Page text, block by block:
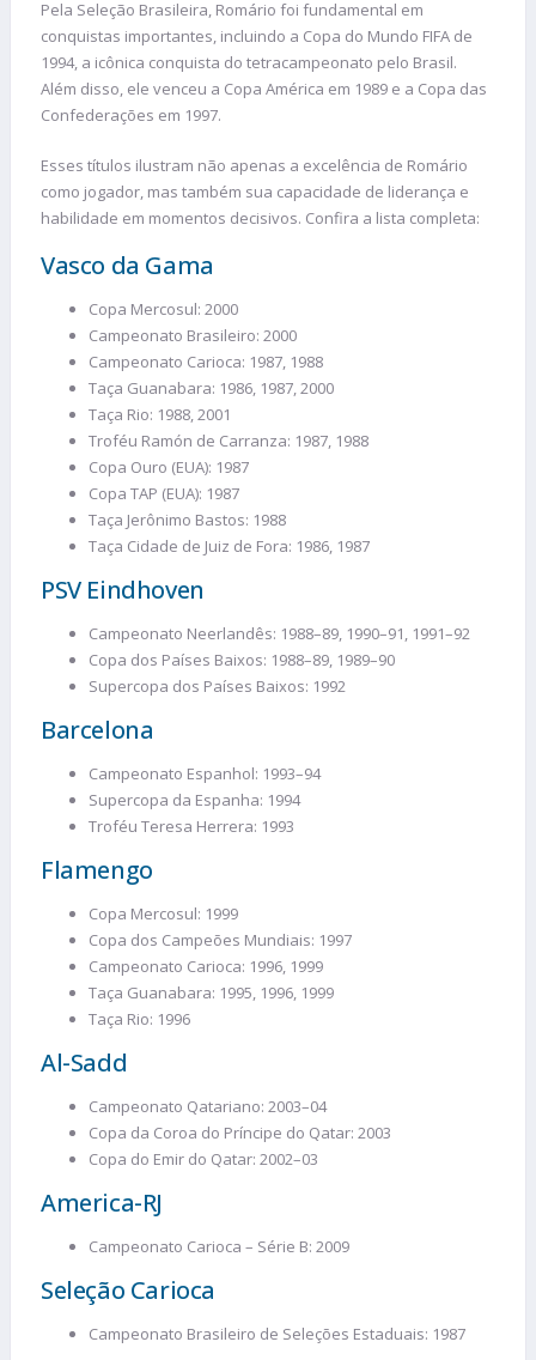
Pela Seleção Brasileira, Romário foi fundamental em
conquistas importantes, incluindo a Copa do Mundo FIFA de
1994, a icônica conquista do tetracampeonato pelo Brasil.
Além disso, ele venceu a Copa América em 1989 e a Copa das
Confederações em 1997.
Esses títulos ilustram não apenas a excelência de Romário
como jogador, mas também sua capacidade de liderança e
habilidade em momentos decisivos. Confira a lista completa:
Vasco da Gama
Copa Mercosul: 2000
Campeonato Brasileiro: 2000
Campeonato Carioca: 1987, 1988
Taça Guanabara: 1986, 1987, 2000
Taça Rio: 1988, 2001
Troféu Ramón de Carranza: 1987, 1988
Copa Ouro (EUA): 1987
Copa TAP (EUA): 1987
Taça Jerônimo Bastos: 1988
Taça Cidade de Juiz de Fora: 1986, 1987
PSV Eindhoven
Campeonato Neerlandês: 1988–89, 1990–91, 1991–92
Copa dos Países Baixos: 1988–89, 1989–90
Supercopa dos Países Baixos: 1992
Barcelona
Campeonato Espanhol: 1993–94
Supercopa da Espanha: 1994
Troféu Teresa Herrera: 1993
Flamengo
Copa Mercosul: 1999
Copa dos Campeões Mundiais: 1997
Campeonato Carioca: 1996, 1999
Taça Guanabara: 1995, 1996, 1999
Taça Rio: 1996
Al-Sadd
Campeonato Qatariano: 2003–04
Copa da Coroa do Príncipe do Qatar: 2003
Copa do Emir do Qatar: 2002–03
America-RJ
Campeonato Carioca – Série B: 2009
Seleção Carioca
Campeonato Brasileiro de Seleções Estaduais: 1987